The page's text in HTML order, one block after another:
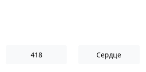
418 Сердце